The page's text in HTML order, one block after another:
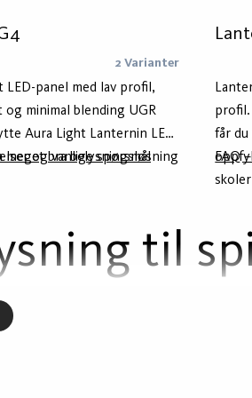
2 Varianter
LED-panel med lav profil,
og minimal blending UGR
Aura Light Lanternin LED
meget bra belysningsløsning
driver for on/off eller DALI.
kan også leveres med dip-
justering av lysstyrken.
og vanlige spørsmål
profil.
får
med
FAQ
til